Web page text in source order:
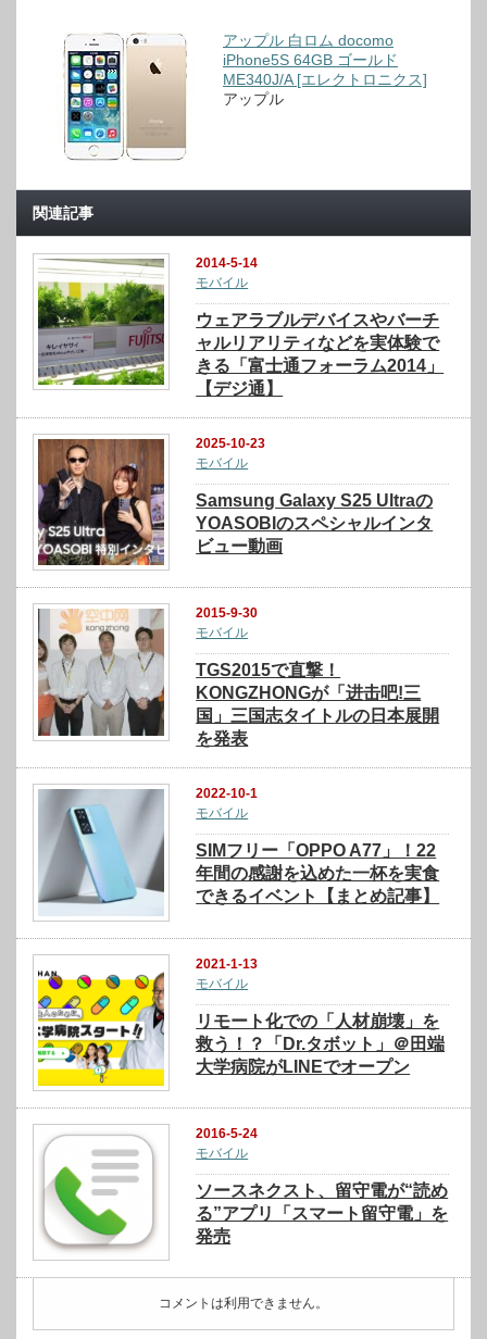
アップル 白ロム docomo
iPhone5S 64GB ゴールド
ME340J/A [エレクトロニクス]
アップル
関連記事
2014-5-14
モバイル
ウェアラブルデバイスやバーチ
ャルリアリティなどを実体験で
きる「富士通フォーラム2014」
【デジ通】
2025-10-23
モバイル
Samsung Galaxy S25 Ultraの
YOASOBIのスペシャルインタ
ビュー動画
2015-9-30
モバイル
TGS2015で直撃！
KONGZHONGが「进击吧!三
国」三国志タイトルの日本展開
を発表
2022-10-1
モバイル
SIMフリー「OPPO A77」！22
年間の感謝を込めた一杯を実食
できるイベント【まとめ記事】
2021-1-13
モバイル
リモート化での「人材崩壊」を
救う！？「Dr.タボット」＠田端
大学病院がLINEでオープン
2016-5-24
モバイル
ソースネクスト、留守電が“読め
る”アプリ「スマート留守電」を
発売
コメントは利用できません。